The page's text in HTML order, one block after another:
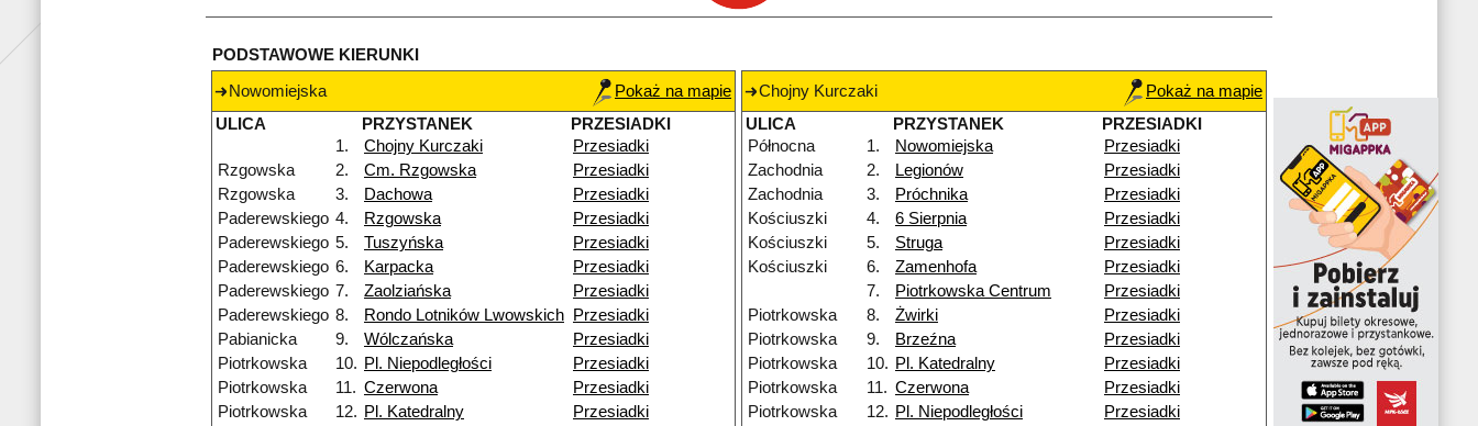
PODSTAWOWE KIERUNKI
Nowomiejska
Pokaż na mapie
ULICA
PRZYSTANEK
PRZESIADKI
1.
Chojny Kurczaki
Przesiadki
Rzgowska
2. Cm. Rzgowska
Przesiadki
Rzgowska
3. Dachowa
Przesiadki
Paderewskiego 4. Rzgowska
Przesiadki
Paderewskiego 5. Tuszyńska
Przesiadki
Paderewskiego 6. Karpacka
Przesiadki
Paderewskiego 7. Zaolziańska
Przesiadki
Paderewskiego 8. Rondo Lotników Lwowskich
Przesiadki
Pabianicka
9. Wólczańska
Przesiadki
Piotrkowska
10. Pl. Niepodległości
Przesiadki
Piotrkowska
11. Czerwona
Przesiadki
Piotrkowska
12. Pl. Katedralny Przesiadki
Chojny Kurczaki
Pokaż na mapie
ULICA
PRZYSTANEK
PRZESIADKI
Północna
1. Nowomiejska
Przesiadki
Zachodnia
2. Legionów
Przesiadki
Zachodnia
3. Próchnika
Przesiadki
Kościuszki
4. 6 Sierpnia
Przesiadki
Kościuszki
5. Struga
Przesiadki
Kościuszki
6. Zamenhofa
Przesiadki
7.
Piotrkowska Centrum
Przesiadki
Piotrkowska
8. Żwirki
Przesiadki
Piotrkowska
9. Brzeźna
Przesiadki
Piotrkowska
10. Pl. Katedralny
Przesiadki
Piotrkowska
11. Czerwona
Przesiadki
Piotrkowska
12. Pl. Niepodległości Przesiadki